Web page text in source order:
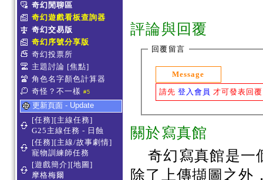
奇幻閒聊區
奇幻遊戲看板查詢器
奇幻交易版
奇幻序號分享版
奇幻投票所
主題討論 [焦點]
角色名字顏色計算器
奇怪？不一樣 #5
更新頁面 - Update
[任務][主線任務]
G25主線任務 - 日蝕
[任務][主線/故事劇情]
寵物訓練師任務
[遊戲簡介][地圖]
摩格梅爾
評論與回覆
回覆留言
Message
請先 登入會員 才可發表回
關於寫真館
奇幻寫真館是一
除了上傳擷圖之外